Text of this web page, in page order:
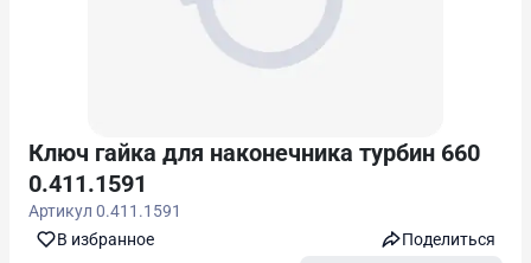
Ключ гайка для наконечника турбин 660
0.411.1591
Артикул 0.411.1591
В избранноe
Поделиться